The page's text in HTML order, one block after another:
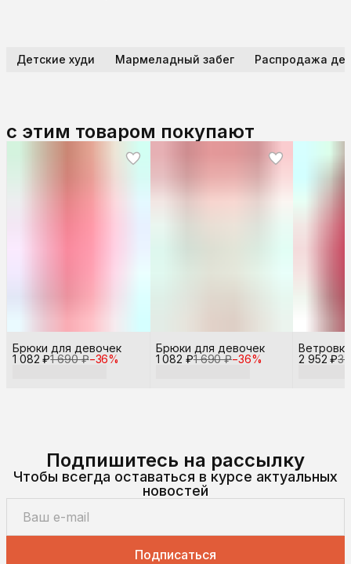
Детские худи Мармеладный забег Распродажа
с этим товаром покупают
1 082 ₽1 690 ₽−36%
Брюки для девочек
1 082 ₽1 690 ₽−36%
Брюки для девочек
2 952 ₽3
Подпишитесь на рассылку
Чтобы всегда оставаться в курсе актуальных
новостей
Подписаться